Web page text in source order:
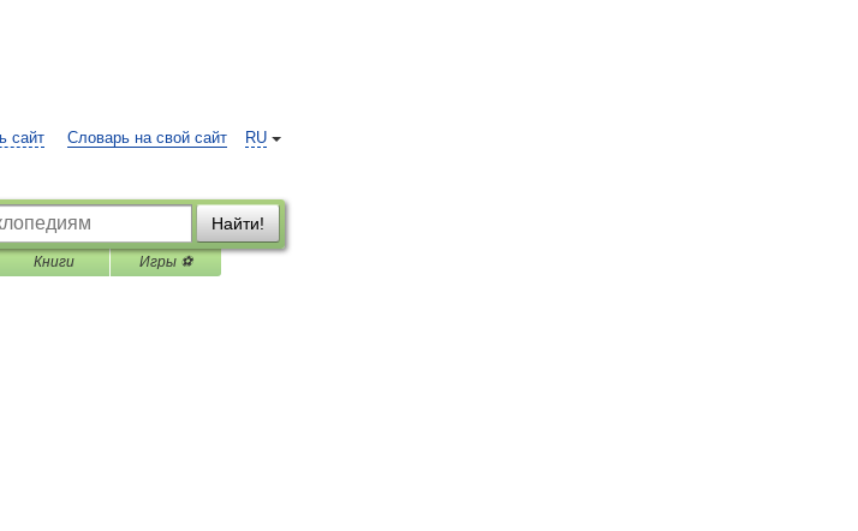
RU
сайт Словарь на свой сайт
Найти!
Книги Игры ⚽